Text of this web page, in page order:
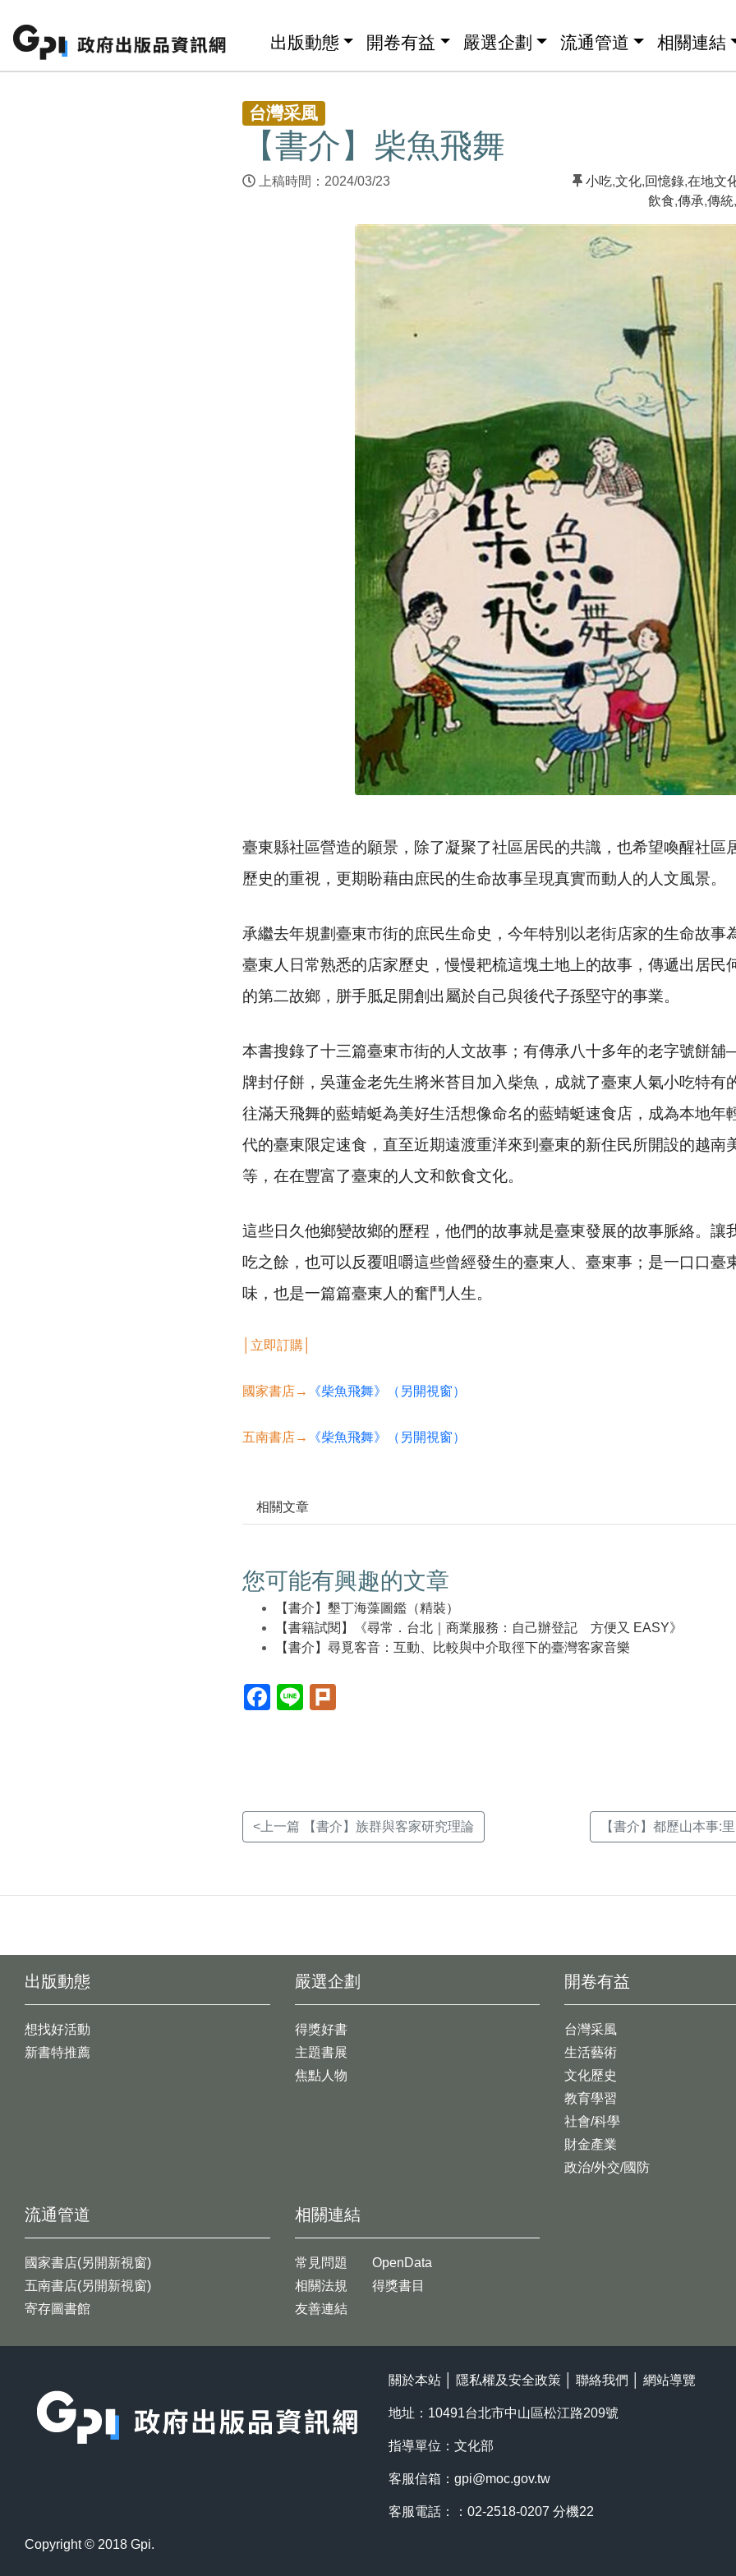
出版動態 開卷有益 嚴選企劃 流通管道 相關連結
台灣采風
【書介】柴魚飛舞
上稿時間：2024/03/23 小吃,文化,回憶錄,在地文
飲食,傳承,傳統,
臺東縣社區營造的願景，除了凝聚了社區居民的共識，也希望喚醒社區
歷史的重視，更期盼藉由庶民的生命故事呈現真實而動人的人文風景。
承繼去年規劃臺東市街的庶民生命史，今年特別以老街店家的生命故事
臺東人日常熟悉的店家歷史，慢慢耙梳這塊土地上的故事，傳遞出居民
的第二故鄉，胼手胝足開創出屬於自己與後代子孫堅守的事業。
本書搜錄了十三篇臺東市街的人文故事；有傳承八十多年的老字號餅
牌封仔餅，吳蓮金老先生將米苔目加入柴魚，成就了臺東人氣小吃特有
往滿天飛舞的藍蜻蜓為美好生活想像命名的藍蜻蜓速食店，成為本地年
代的臺東限定速食，直至近期遠渡重洋來到臺東的新住民所開設的越南
等，在在豐富了臺東的人文和飲食文化。
這些日久他鄉變故鄉的歷程，他們的故事就是臺東發展的故事脈絡。讓
吃之餘，也可以反覆咀嚼這些曾經發生的臺東人、臺東事；是一口口臺
味，也是一篇篇臺東人的奮鬥人生。
│立即訂購│
國家書店→ 《柴魚飛舞》（另開視窗）
五南書店→ 《柴魚飛舞》（另開視窗）
相關文章
您可能有興趣的文章
【書介】墾丁海藻圖鑑（精裝）
【書籍試閱】《尋常．台北｜商業服務：自己辦登記 方便又 EASY》
【書介】尋覓客音：互動、比較與中介取徑下的臺灣客家音樂
Facebook(另
開
Line(另
開
<上一篇 【書介】族群與客家研究理論 【書介】都歷山本事:
出版動態
想找好活動
新書特推薦
開卷有益
台灣采風
生活藝術
文化歷史
教育學習
社會/科學
財金產業
政治/外交/國防
嚴選企劃
得獎好書
主題書展
焦點人物
流通管道
國家書店(另開新視窗)
五南書店(另開新視窗)
寄存圖書館
相關連結
常見問題
相關法規
友善連結
OpenData
得獎書目
關於本站 隱私權及安全政策 聯絡我們 網站導覽
地址：10491台北市中山區松江路209號
指導單位：文化部
客服信箱： gpi@moc.gov.tw
客服電話：：02-2518-0207 分機22
Copyright © 2018 Gpi.